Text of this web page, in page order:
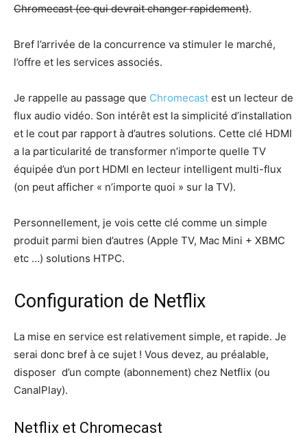
Chromecast (ce qui devrait changer rapidement).
Bref l’arrivée de la concurrence va stimuler le marché,
l’offre et les services associés.
Je rappelle au passage que Chromecast est un lecteur de
flux audio vidéo. Son intérêt est la simplicité d’installation
et le cout par rapport à d’autres solutions. Cette clé HDMI
a la particularité de transformer n’importe quelle TV
équipée d’un port HDMI en lecteur intelligent multi-flux
(on peut afficher « n’importe quoi » sur la TV).
Personnellement, je vois cette clé comme un simple
produit parmi bien d’autres (Apple TV, Mac Mini + XBMC
etc …) solutions HTPC.
Configuration de Netflix
La mise en service est relativement simple, et rapide. Je
serai donc bref à ce sujet ! Vous devez, au préalable,
disposer d’un compte (abonnement) chez Netflix (ou
CanalPlay).
Netflix et Chromecast